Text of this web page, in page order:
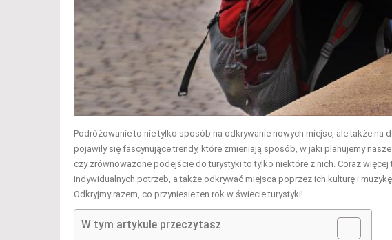
Podróżowanie to nie tylko sposób na odkrywanie nowych miejsc, ale także na
pojawiły się fascynujące trendy, które zmieniają sposób, w jaki planujemy
czy zrównoważone podejście do turystyki to tylko niektóre z nich. Coraz
indywidualnych potrzeb, a także odkrywać miejsca poprzez ich kulturę i
Odkryjmy razem, co przyniesie ten rok w świecie turystyki!
W tym artykule przeczytasz